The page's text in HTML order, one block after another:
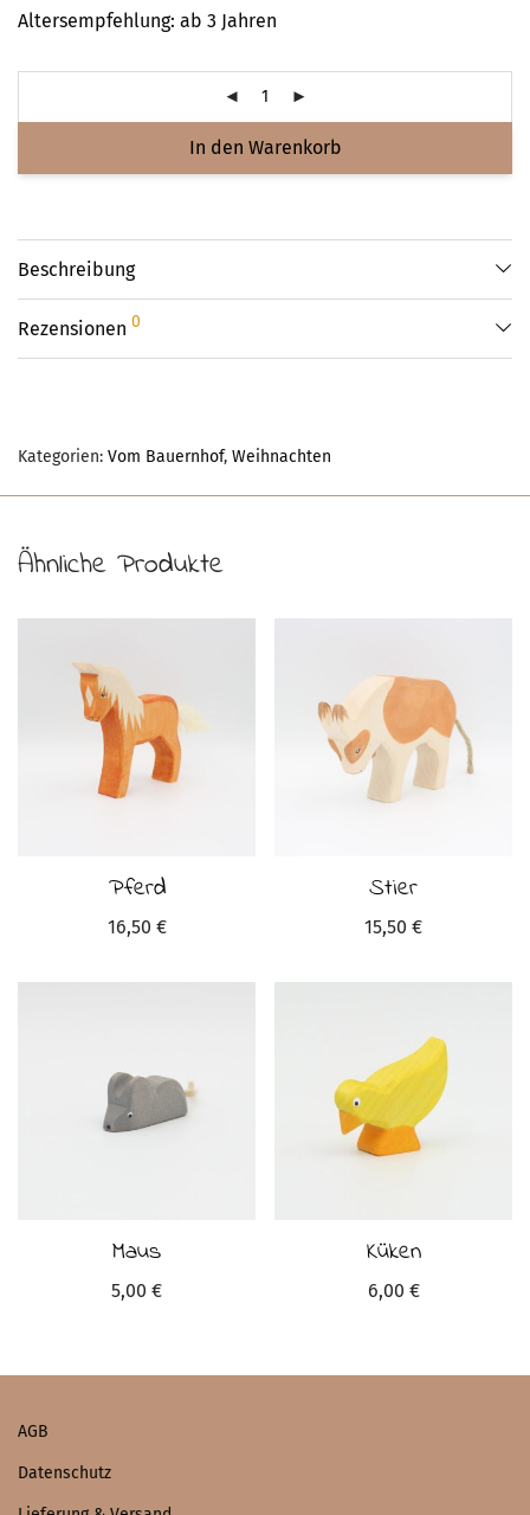
Altersempfehlung: ab 3 Jahren
In den Warenkorb
Beschreibung
Rezensionen 0
Kategorien: Vom Bauernhof, Weihnachten
Ähnliche Produkte
Pferd
16,50 €
Stier
15,50 €
Maus
5,00 €
Küken
6,00 €
AGB
Datenschutz